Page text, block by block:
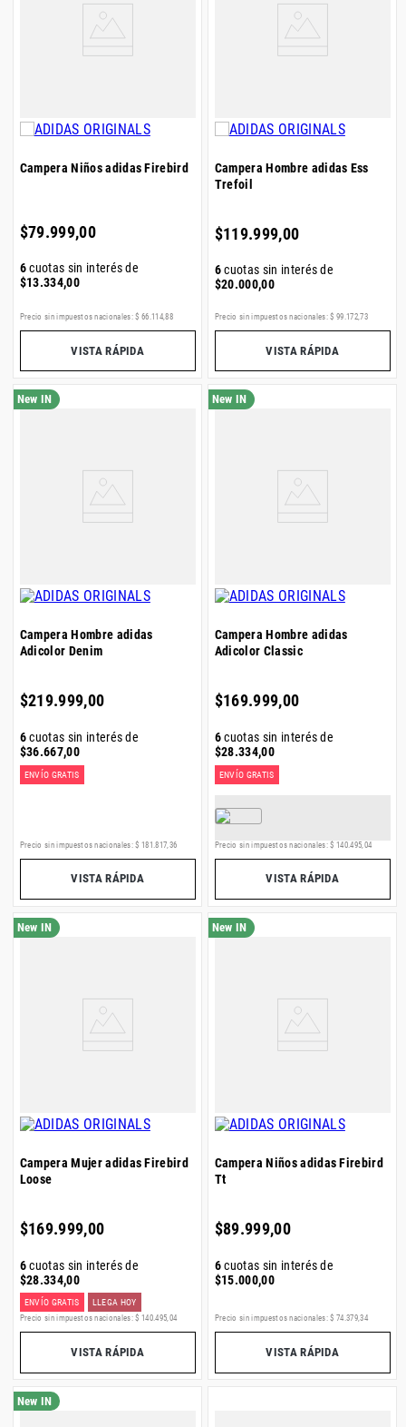
Campera Niños adidas Firebird
$79.999,00
6cuotas sin interés de
$13.334,00
Precio sin impuestos nacionales: $ 66 114,88
VISTA RÁPIDA
Campera Hombre adidas Ess
Trefoil
$119.999,00
6cuotas sin interés de
$20.000,00
Precio sin impuestos nacionales: $ 99 172,73
VISTA RÁPIDA
Campera Hombre adidas
Adicolor Denim
$219.999,00
6cuotas sin interés de
$36.667,00
ENVÍO GRATIS
Precio sin impuestos nacionales: $ 181 .817 36
VISTA RÁPIDA
Campera Hombre adidas
Adicolor Classic
$169.999,00
6cuotas sin interés de
$28.334,00
ENVÍO GRATIS
Precio sin impuestos nacionales: $ 140.495 04
VISTA RÁPIDA
Campera Mujer adidas Firebird
Loose
$169.999,00
6cuotas sin interés de
$28.334,00
ENVÍO GRATIS LLEGA HOY
Precio sin impuestos nacionales: $ 140.495,04
VISTA RÁPIDA
Campera Niños adidas Firebird
Tt
$89.999,00
6cuotas sin interés de
$15.000,00
Precio sin impuestos nacionales: $ 74.379,34
VISTA RÁPIDA